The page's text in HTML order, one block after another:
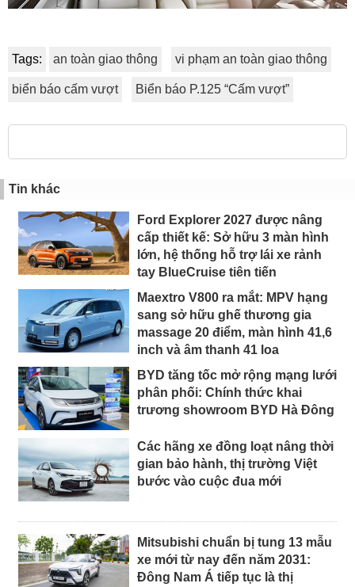
Tags: an toàn giao thông vi phạm an toàn giao thông
biển báo cấm vượt Biển báo P.125 “Cấm vượt”
Tin khác
Ford Explorer 2027 được nâng
cấp thiết kế: Sở hữu 3 màn hình
lớn, hệ thống hỗ trợ lái xe rảnh
tay BlueCruise tiên tiến
Maextro V800 ra mắt: MPV hạng
sang sở hữu ghế thương gia
massage 20 điểm, màn hình 41,6
inch và âm thanh 41 loa
BYD tăng tốc mở rộng mạng lưới
phân phối: Chính thức khai
trương showroom BYD Hà Đông
Các hãng xe đồng loạt nâng thời
gian bảo hành, thị trường Việt
bước vào cuộc đua mới
Mitsubishi chuẩn bị tung 13 mẫu
xe mới từ nay đến năm 2031:
Đông Nam Á tiếp tục là thị